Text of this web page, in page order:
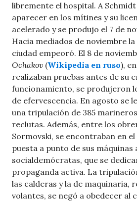
libremente el hospital. A
aparecer en los mítines y su
acelerado y se produjo el 7 de
Hacia mediados de noviembre
ciudad empeoró. El 8 de
Ochakov (Wikipedia en ruso),
realizaban pruebas antes de su
funcionamiento, se produjeron
de efervescencia. En agosto se
una tripulación de 385
reclutas. Además, entre los
Sormovski, se encontraban en
puesta a punto de sus máquinas
socialdemócratas, que se
propaganda activa. La
las calderas y la de maquinaria,
volantes, se negó a obedecer al